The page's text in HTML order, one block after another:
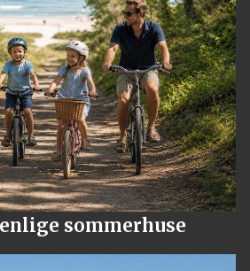
sommerhuse